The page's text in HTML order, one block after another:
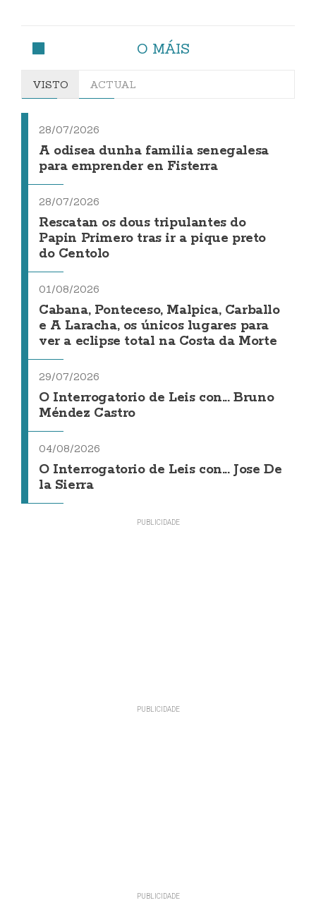
O MÁIS
VISTO ACTUAL
28/07/2026
A odisea dunha familia senegalesa
para emprender en Fisterra
28/07/2026
Rescatan os dous tripulantes do
Papin Primero tras ir a pique preto
do Centolo
01/08/2026
Cabana, Ponteceso, Malpica, Carballo
e A Laracha, os únicos lugares para
ver a eclipse total na Costa da Morte
29/07/2026
O Interrogatorio de Leis con... Bruno
Méndez Castro
04/08/2026
O Interrogatorio de Leis con... Jose De
la Sierra